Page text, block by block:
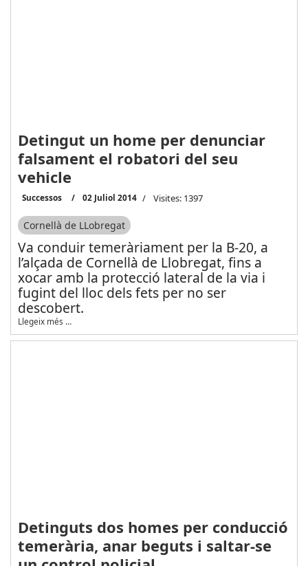
Detingut un home per denunciar
falsament el robatori del seu
vehicle
Successos 02 Juliol 2014 Visites: 1397
Cornellà de LLobregat
Va conduir temeràriament per la B-20, a
l’alçada de Cornellà de Llobregat, fins a
xocar amb la protecció lateral de la via i
fugint del lloc dels fets per no ser
descobert.
Llegeix més …
Detinguts dos homes per conducció
temerària, anar beguts i saltar-se